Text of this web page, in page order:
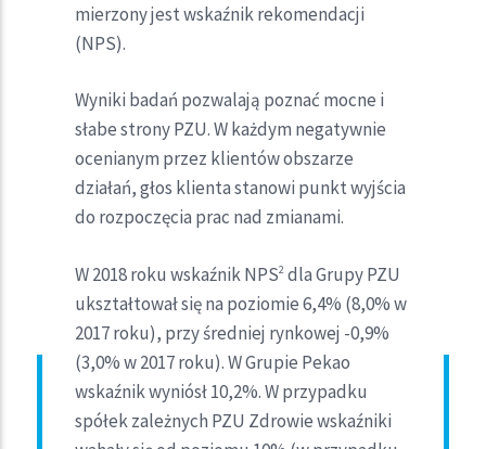
mierzony jest wskaźnik rekomendacji
(NPS).
Wyniki badań pozwalają poznać mocne i
słabe strony PZU. W każdym negatywnie
ocenianym przez klientów obszarze
działań, głos klienta stanowi punkt wyjścia
do rozpoczęcia prac nad zmianami.
W 2018 roku wskaźnik NPS2dla Grupy PZU
ukształtował się na poziomie 6,4% (8,0% w
2017 roku), przy średniej rynkowej -0,9%
(3,0% w 2017 roku). W Grupie Pekao
wskaźnik wyniósł 10,2%. W przypadku
spółek zależnych PZU Zdrowie wskaźniki